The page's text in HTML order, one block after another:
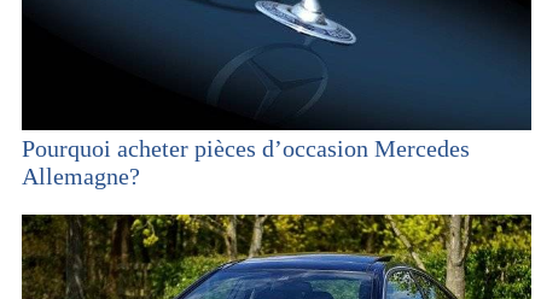
Pourquoi acheter pièces d’occasion Mercedes
Allemagne?